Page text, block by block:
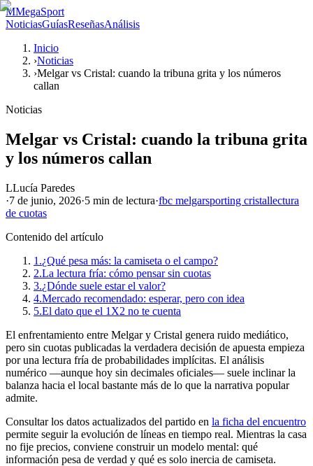
MMegaSport
NoticiasGuíasReseñasAnálisis
Inicio
›Noticias
›Melgar vs Cristal: cuando la tribuna grita y los números
callan
Noticias
Melgar vs Cristal: cuando la tribuna grita
y los números callan
LLucía Paredes
·7 de junio, 2026·5 min de lectura·fbc melgarsporting cristallectura
de cuotas
Contenido del artículo
1.¿Qué pesa más: la camiseta o el campo?
2.La lectura fría: cómo pensar sin cuotas
3.¿Dónde suele estar el valor?
4.Mercado recomendado: esperar, pero con idea
5.El dato que el 1X2 no te cuenta
El enfrentamiento entre Melgar y Cristal genera ruido mediático,
pero sin cuotas publicadas la verdadera decisión de apuesta empieza
por una lectura fría de probabilidades implícitas. El análisis
numérico —aunque hoy sin decimales oficiales— suele inclinar la
balanza hacia el local bastante más de lo que la narrativa popular
admite.
Consultar los datos actualizados del partido en la ficha del encuentro
permite seguir la evolución de líneas en tiempo real. Mientras la casa
no fije precios, conviene construir un modelo mental: qué
información pesa de verdad y qué es solo inercia de camiseta.